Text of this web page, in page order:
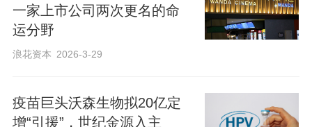
一家上市公司两次更名的命
运分野
浪花资本 2026-3-29
疫苗巨头沃森生物拟20亿定
增“引援”，世纪金源入主